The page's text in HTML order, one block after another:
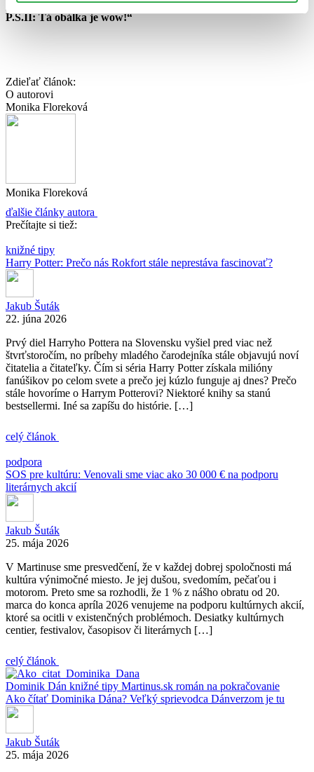
pasáže týkajúce sa ženského práva nebudú na škodu 🙂
P.S.II: Tá obálka je wow!“
Zdieľať článok:
O autorovi
Monika Floreková
Monika Floreková
ďalšie články autora
Prečítajte si tiež:
knižné tipy
Harry Potter: Prečo nás Rokfort stále neprestáva fascinovať?
Jakub Šuták
22. júna 2026
Prvý diel Harryho Pottera na Slovensku vyšiel pred viac než
štvrťstoročím, no príbehy mladého čarodejníka stále objavujú noví
čitatelia a čitateľky. Čím si séria Harry Potter získala milióny
fanúšikov po celom svete a prečo jej kúzlo funguje aj dnes? Prečo
stále hovoríme o Harrym Potterovi? Niektoré knihy sa stanú
bestsellermi. Iné sa zapíšu do histórie. […]
celý článok
podpora
SOS pre kultúru: Venovali sme viac ako 30 000 € na podporu
literárnych akcií
Jakub Šuták
25. mája 2026
V Martinuse sme presvedčení, že v každej dobrej spoločnosti má
kultúra výnimočné miesto. Je jej dušou, svedomím, pečaťou i
motorom. Preto sme sa rozhodli, že 1 % z nášho obratu od 20.
marca do konca apríla 2026 venujeme na podporu kultúrnych akcií,
ktoré sa ocitli v existenčných problémoch. Desiatky kultúrnych
centier, festivalov, časopisov či literárnych […]
celý článok
Dominik Dán knižné tipy Martinus.sk román na pokračovanie
Ako čítať Dominika Dána? Veľký sprievodca Dánverzom je tu
Jakub Šuták
25. mája 2026